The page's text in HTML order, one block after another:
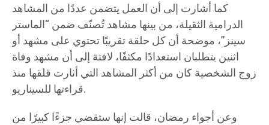
كما أشارت إلى أن العمل يتضمن عددًا من المشاهد
الدرامية الثقيلة، من بينها مشاهد تُصنّف ضمن “الماستر
سينز”، موضحة أن كل حلقة تقريبًا تحتوي على مشهد أو
اثنين يتطلبان استعدادًا مكثفًا، لافتة إلى أن مشهد وفاة
زوج الشخصية كان من أكثر المشاهد التي أثارت قلقها منذ
قراءتها للسيناريو.
وعن أجواء رمضان، قالت إنها ستقضي جزءًا كبيرًا من